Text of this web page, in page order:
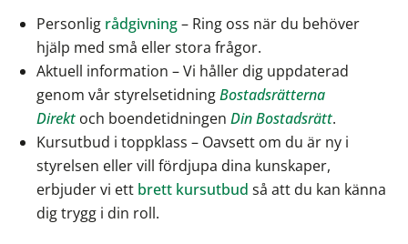
Personlig rådgivning– Ring oss när du behöver
hjälp med små eller stora frågor.
Aktuell information – Vi håller dig uppdaterad
genom vår styrelsetidningBostadsrätterna
Direkt och boendetidningen Din Bostadsrätt.
Kursutbud i toppklass – Oavsett om du är ny i
styrelsen eller vill fördjupa dina kunskaper,
erbjuder vi ett brett kursutbud så att du kan känna
dig trygg i din roll.